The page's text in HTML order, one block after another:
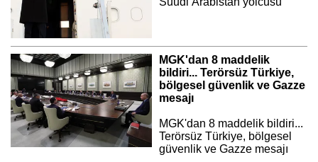
MGK'dan 8 maddelik
bildiri... Terörsüz Türkiye,
bölgesel güvenlik ve Gazze
mesajı
MGK'dan 8 maddelik bildiri...
Terörsüz Türkiye, bölgesel
güvenlik ve Gazze mesajı